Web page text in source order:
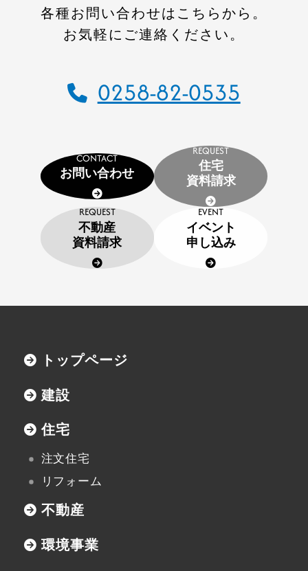
環境事業
施工事例
住宅施工事例
環境事業施工事例
会社案内
会社概要
CSR
採用情報
お問い合わせ
住宅資料請求
不動産資料請求
お知らせ
用語集
各種お問い合わせはこちらから。
お気軽にご連絡ください。
0258-82-0535
CONTACT
お問い合わせ
REQUEST
住宅
資料請求
REQUEST
不動産
資料請求
EVENT
イベント
申し込み
トップページ
建設
住宅
注文住宅
リフォーム
不動産
環境事業